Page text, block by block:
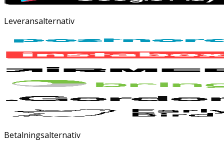
Leveransalternativ
Betalningsalternativ